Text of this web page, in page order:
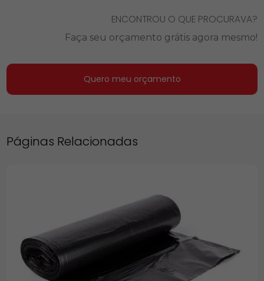
ENCONTROU O QUE PROCURAVA?
Faça seu orçamento grátis agora mesmo!
Quero meu orçamento
Páginas Relacionadas